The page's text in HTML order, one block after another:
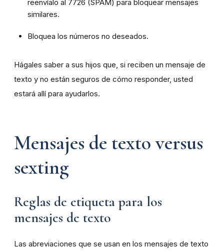
reenvíalo al 7726 (SPAM) para bloquear mensajes
similares.
Bloquea los números no deseados.
Hágales saber a sus hijos que, si reciben un mensaje de
texto y no están seguros de cómo responder, usted
estará allí para ayudarlos.
Mensajes de texto versus
sexting
Reglas de etiqueta para los
mensajes de texto
Las abreviaciones que se usan en los mensajes de texto